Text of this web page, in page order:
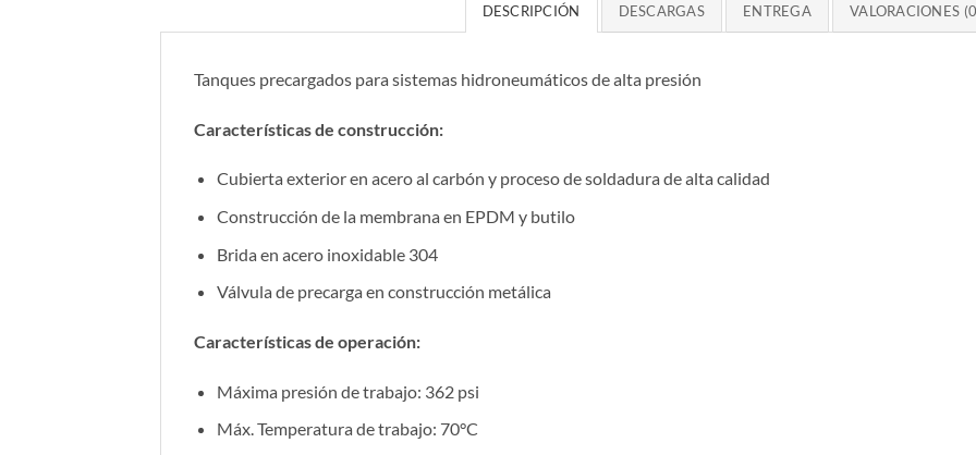
DESCRIPCIÓN DESCARGAS ENTREGA VALORACIONES
Tanques precargados para sistemas hidroneumáticos de alta presión
Características de construcción:
Cubierta exterior en acero al carbón y proceso de soldadura de alta calidad
Construcción de la membrana en EPDM y butilo
Brida en acero inoxidable 304
Válvula de precarga en construcción metálica
Características de operación:
Máxima presión de trabajo: 362 psi
Máx. Temperatura de trabajo: 70°C